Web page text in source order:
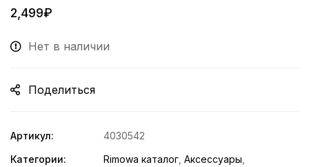
2,499₽
Нет в наличии
Поделиться
Артикул:
4030542
Категории:
Rimowa каталог Аксессуары